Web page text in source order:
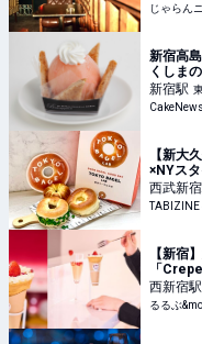
じゃらん
新宿高
くしま
新宿駅
【新大
×NYス
LAB」
西武新宿
TABIZINE
【新宿
「
&more.
西新宿駅
るるぶ